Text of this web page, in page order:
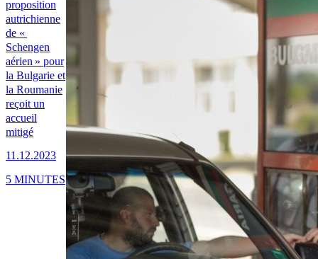
proposition
autrichienne
de «
Schengen
aérien » pour
la Bulgarie et
la Roumanie
reçoit un
accueil
mitigé
11.12.2023
5 MINUTES